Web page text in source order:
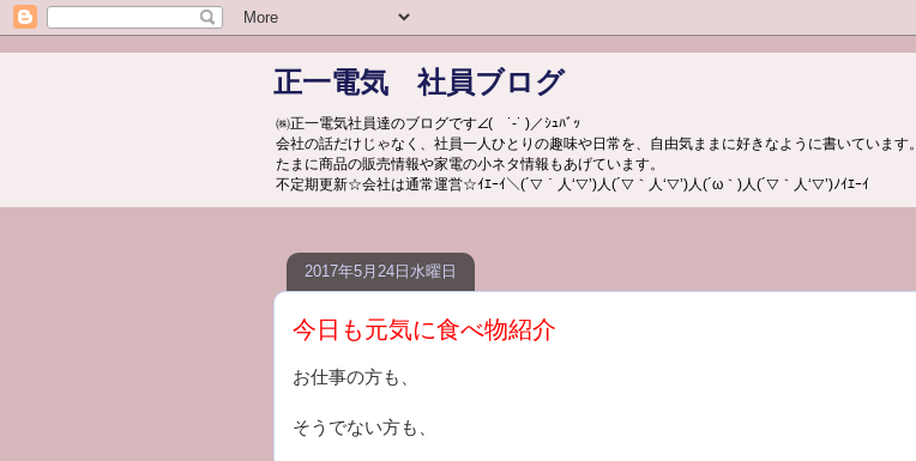
正一電気 社員ブログ
㈱正一電気社員達のブログです∠( ˙-˙ )／ｼｭﾊﾞｯ
会社の話だけじゃなく、社員一人ひとりの趣味や日常を、自由気ままに好きなように書いています。
たまに商品の販売情報や家電の小ネタ情報もあげています。
不定期更新☆会社は通常運営☆ｲｴｰｲ＼(´▽｀人‘▽’)人(´▽｀人‘▽’)人(´ω｀)人(´▽｀人‘▽’)ﾉｲｴｰｲ
2017年5月24日水曜日
今日も元気に食べ物紹介
お仕事の方も、
そうでない方も、